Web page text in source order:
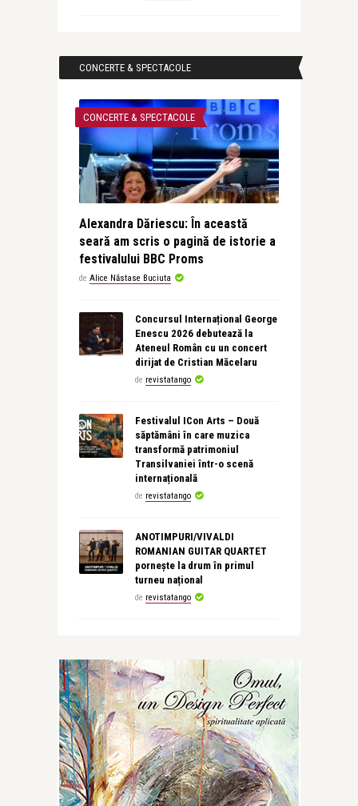
CONCERTE & SPECTACOLE
CONCERTE & SPECTACOLE
Alexandra Dăriescu: În această
seară am scris o pagină de istorie a
festivalului BBC Proms
de Alice Năstase Buciuta
Concursul Internațional George
Enescu 2026 debutează la
Ateneul Român cu un concert
dirijat de Cristian Măcelaru
de revistatango
Festivalul ICon Arts – Două
săptămâni în care muzica
transformă patrimoniul
Transilvaniei într-o scenă
internațională
de revistatango
ANOTIMPURI/VIVALDI
ROMANIAN GUITAR QUARTET
pornește la drum în primul
turneu național
de revistatango